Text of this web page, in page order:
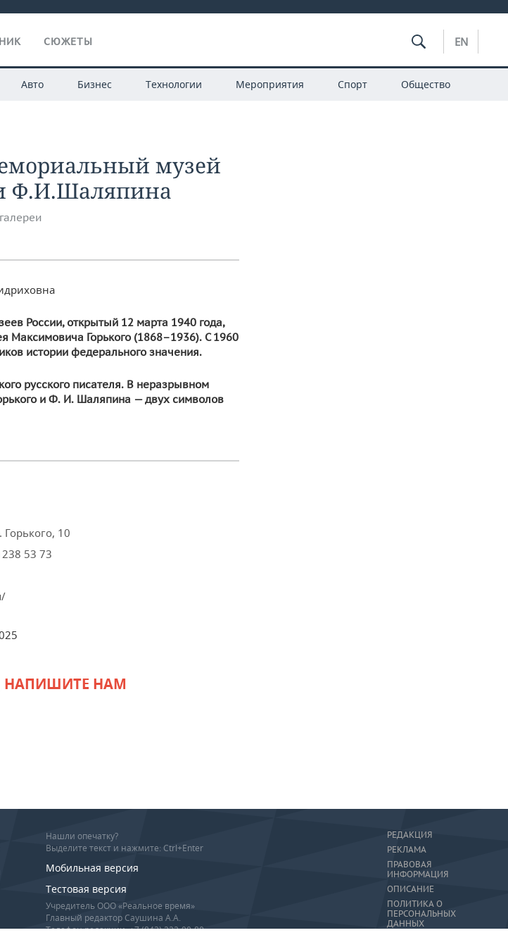
СЮЖЕТЫ EN
Авто Бизнес Технологии Мероприятия Спорт Общество
музей
Ф.И.Шаляпина
России, открытый 12 марта 1940 года,
Максимовича Горького (1868–1936). С 1960
истории федерального значения.
русского писателя. В неразрывном
и Ф. И. Шаляпина — двух символов
Горького, 10
53 73
НАПИШИТЕ НАМ
Нашли опечатку?
Выделите текст и нажмите: Ctrl+Enter
Мобильная версия
Тестовая версия
Учредитель ООО «Реальное время»
Главный редактор Саушина А.А.
Телефон редакции: +7 (843) 222-90-80
РЕДАКЦИЯ
РЕКЛАМА
ПРАВОВАЯ
ИНФОРМАЦИЯ
ОПИСАНИЕ
ПОЛИТИКА О
ПЕРСОНАЛЬНЫХ
ДАННЫХ